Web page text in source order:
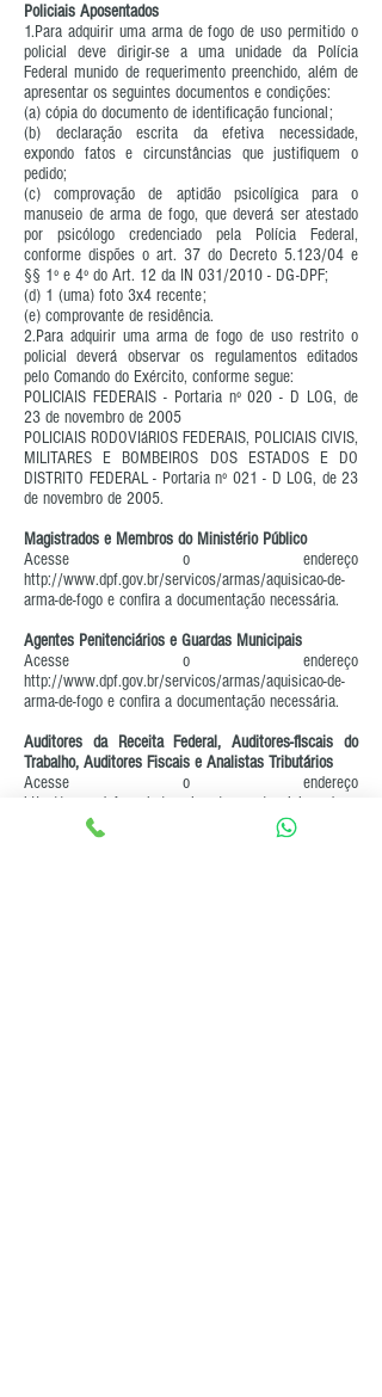
Policiais Aposentados
1.Para adquirir uma arma de fogo de uso permitido o
policial deve dirigir-se a uma unidade da Polícia
Federal munido de requerimento preenchido, além de
apresentar os seguintes documentos e condições:
(a) cópia do documento de identificação funcional;
(b) declaração escrita da efetiva necessidade,
expondo fatos e circunstâncias que justifiquem o
pedido;
(c) comprovação de aptidão psicolígica para o
manuseio de arma de fogo, que deverá ser atestado
por psicólogo credenciado pela Polícia Federal,
conforme dispões o art. 37 do Decreto 5.123/04 e
§§ 1º e 4º do Art. 12 da IN 031/2010 - DG-DPF;
(d) 1 (uma) foto 3x4 recente;
(e) comprovante de residência.
2.Para adquirir uma arma de fogo de uso restrito o
policial deverá observar os regulamentos editados
pelo Comando do Exército, conforme segue:
POLICIAIS FEDERAIS - Portaria nº 020 - D LOG, de
23 de novembro de 2005
POLICIAIS RODOVIáRIOS FEDERAIS, POLICIAIS CIVIS,
MILITARES E BOMBEIROS DOS ESTADOS E DO
DISTRITO FEDERAL - Portaria nº 021 - D LOG, de 23
de novembro de 2005.
Magistrados e Membros do Ministério Público
Acesse o endereço
http://www.dpf.gov.br/servicos/armas/aquisicao-de-
arma-de-fogo e confira a documentação necessária.
Agentes Penitenciários e Guardas Municipais
Acesse o endereço
http://www.dpf.gov.br/servicos/armas/aquisicao-de-
arma-de-fogo e confira a documentação necessária.
Auditores da Receita Federal, Auditores-fiscais do
Trabalho, Auditores Fiscais e Analistas Tributários
Acesse o endereço
http://www.dpf.gov.br/servicos/armas/aquisicao-de-
arma-de-fogo
e confira a documentação necessária.